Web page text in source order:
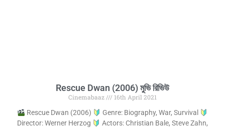
Rescue Dwan (2006) মুভি রিভিউ
Cinemabaaz
16th April 2021
Rescue Dwan (2006)
Genre: Biography, War, Survival
Director: Werner Herzog
Actors: Christian Bale, Steve Zahn,